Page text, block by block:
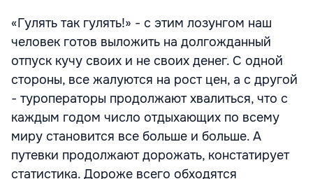
«Гулять так гулять!» - с этим лозунгом наш
человек готов выложить на долгожданный
отпуск кучу своих и не своих денег. С одной
стороны, все жалуются на рост цен, а с другой
- туроператоры продолжают хвалиться, что с
каждым годом число отдыхающих по всему
миру становится все больше и больше. А
путевки продолжают дорожать, констатирует
статистика. Дороже всего обходятся